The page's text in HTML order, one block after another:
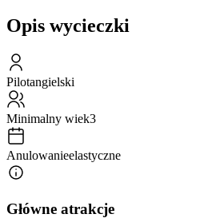
Opis wycieczki
Pilotangielski
Minimalny wiek3
Anulowanieelastyczne
Główne atrakcje